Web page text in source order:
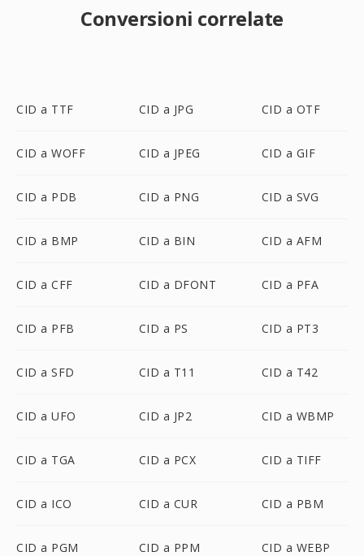
Conversioni correlate
CID a TTF CID a JPG CID a OTF
CID a WOFF CID a JPEG CID a GIF
CID a PDB CID a PNG CID a SVG
CID a BMP CID a BIN CID a AFM
CID a CFF CID a DFONT CID a PFA
CID a PFB CID a PS CID a PT3
CID a SFD CID a T11 CID a T42
CID a UFO CID a JP2 CID a WBMP
CID a TGA CID a PCX CID a TIFF
CID a ICO CID a CUR CID a PBM
CID a PGM CID a PPM CID a WEBP